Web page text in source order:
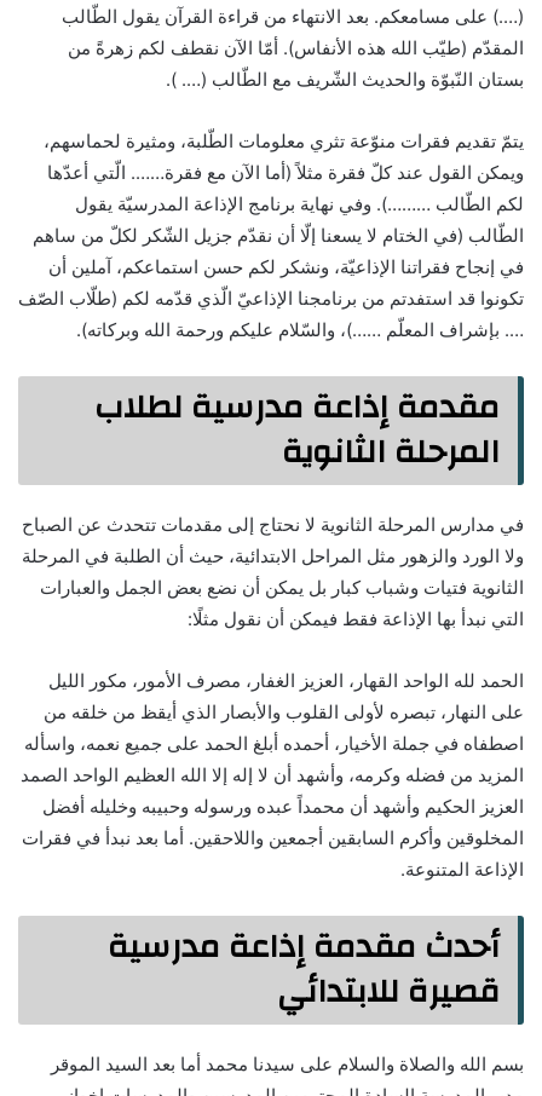
(….) على مسامعكم. بعد الانتهاء من قراءة القرآن يقول الطّالب
المقدّم (طيّب الله هذه الأنفاس). أمّا الآن نقطف لكم زهرةً من
بستان النّبوّة والحديث الشّريف مع الطّالب (…. ).
يتمّ تقديم فقرات منوّعة تثري معلومات الطّلبة، ومثيرة لحماسهم،
ويمكن القول عند كلّ فقرة مثلاً (أما الآن مع فقرة……. الّتي أعدّها
لكم الطّالب ………). وفي نهاية برنامج الإذاعة المدرسيّة يقول
الطّالب (في الختام لا يسعنا إلّا أن نقدّم جزيل الشّكر لكلّ من ساهم
في إنجاح فقراتنا الإذاعيّة، ونشكر لكم حسن استماعكم، آملين أن
تكونوا قد استفدتم من برنامجنا الإذاعيّ الّذي قدّمه لكم (طلّاب الصّف
…. بإشراف المعلّم ……)، والسّلام عليكم ورحمة الله وبركاته).
مقدمة إذاعة مدرسية لطلاب
المرحلة الثانوية
في مدارس المرحلة الثانوية لا نحتاج إلى مقدمات تتحدث عن الصباح
ولا الورد والزهور مثل المراحل الابتدائية، حيث أن الطلبة في المرحلة
الثانوية فتيات وشباب كبار بل يمكن أن نضع بعض الجمل والعبارات
التي نبدأ بها الإذاعة فقط فيمكن أن نقول مثلًا:
الحمد لله الواحد القهار، العزيز الغفار، مصرف الأمور، مكور الليل
على النهار، تبصره لأولى القلوب والأبصار الذي أيقظ من خلقه من
اصطفاه في جملة الأخيار، أحمده أبلغ الحمد على جميع نعمه، واسأله
المزيد من فضله وكرمه، وأشهد أن لا إله إلا الله العظيم الواحد الصمد
العزيز الحكيم وأشهد أن محمداً عبده ورسوله وحبيبه وخليله أفضل
المخلوقين وأكرم السابقين أجمعين واللاحقين. أما بعد نبدأ في فقرات
الإذاعة المتنوعة.
أحدث مقدمة إذاعة مدرسية
قصيرة للابتدائي
بسم الله والصلاة والسلام على سيدنا محمد أما بعد السيد الموقر